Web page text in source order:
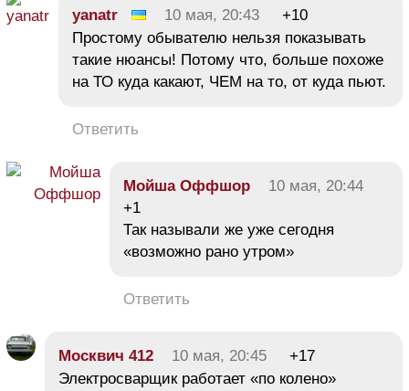
yanatr 10 мая, 20:43
+10
Простому обывателю нельзя показывать
такие нюансы! Потому что, больше похоже
на ТО куда какают, ЧЕМ на то, от куда пьют.
Ответить
Мойша Оффшор
10 мая, 20:44
+1
Так называли же уже сегодня
«возможно рано утром»
Ответить
Москвич 412 10 мая, 20:45
+17
Электросварщик работает «по колено»